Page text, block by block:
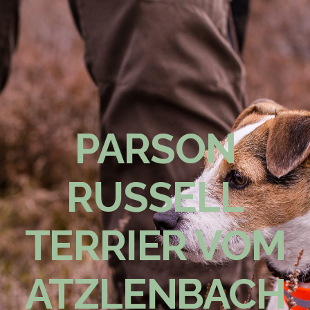
PARSON
RUSSELL
TERRIER VOM
ATZLENBACH